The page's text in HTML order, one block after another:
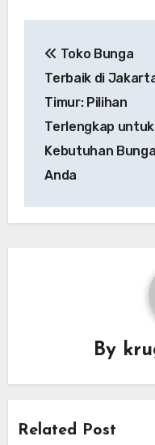
navigation
Toko Bunga
Terbaik di
Timur: Pilihan
Terlengkap untuk
Kebutuhan Bunga
Anda
By
Related Post